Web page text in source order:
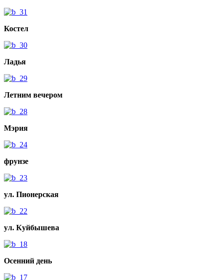
Костел
Ладья
Летним вечером
Мэрия
фрунзе
ул. Пионерская
ул. Куйбышева
Осенний день